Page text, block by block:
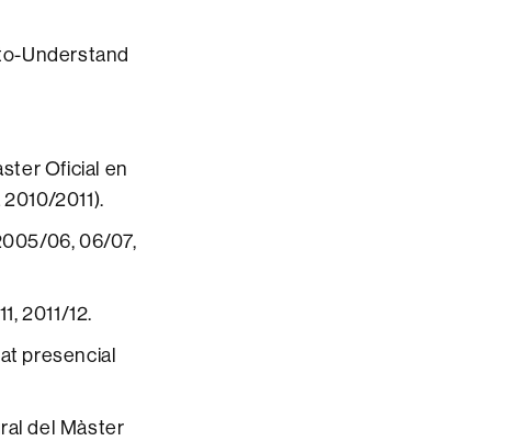
Understand
Oficial en
2011).
06, 06/07,
2011/12.
presencial
del Màster